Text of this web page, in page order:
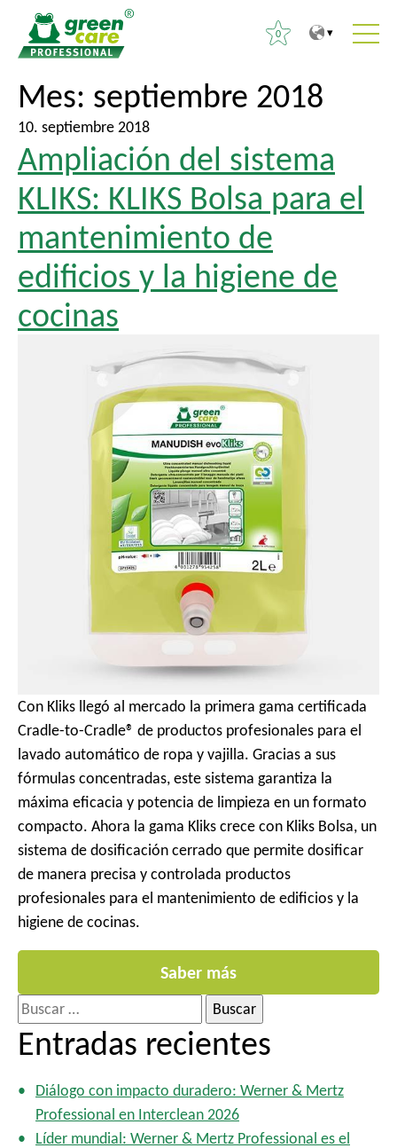
0
B
u
s
c
a
r
:
Mes: septiembre 2018
10. septiembre 2018
Ampliación del sistema
KLIKS: KLIKS Bolsa para el
mantenimiento de
edificios y la higiene de
cocinas
Con Kliks llegó al mercado la primera gama certificada
Cradle-to-Cradle® de productos profesionales para el
lavado automático de ropa y vajilla. Gracias a sus
fórmulas concentradas, este sistema garantiza la
máxima eficacia y potencia de limpieza en un formato
compacto. Ahora la gama Kliks crece con Kliks Bolsa, un
sistema de dosificación cerrado que permite dosificar
de manera precisa y controlada productos
profesionales para el mantenimiento de edificios y la
higiene de cocinas.
Saber más
B
u
sEntradas recientes
Diálogo con impacto duradero: Werner & Mertz
Professional en Interclean 2026
Líder mundial: Werner & Mertz Professional es el